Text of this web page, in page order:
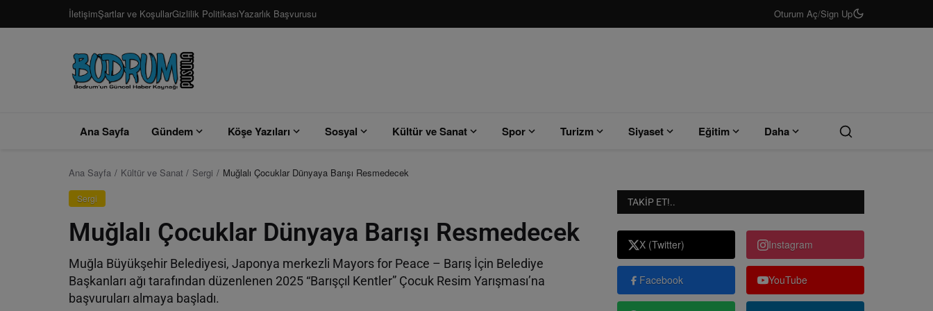
İletişimŞartlar ve KoşullarGizlilik PolitikasıYazarlık Başvurusu Oturum Aç/Sign Up
Ana Sayfa Gündem Köşe Yazıları Sosyal Kültür ve Sanat Spor Turizm Siyaset Eğitim Daha
Ana Sayfa Kültür ve Sanat Sergi Muğlalı Çocuklar Dünyaya Barışı Resmedecek
Sergi
Muğlalı Çocuklar Dünyaya Barışı Resmedecek
Muğla Büyükşehir Belediyesi, Japonya merkezli Mayors for Peace – Barış İçin Belediye
Başkanları ağı tarafından düzenlenen 2025 “Barışçıl Kentler” Çocuk Resim Yarışması’na
başvuruları almaya başladı.
TAKIP ET!..
X (Twitter) Instagram
Facebook YouTube